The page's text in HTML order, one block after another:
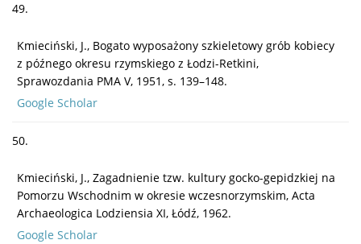
49.
Kmieciński, J., Bogato wyposażony szkieletowy grób kobiecy
z późnego okresu rzymskiego z Łodzi-Retkini,
Sprawozdania PMA V, 1951, s. 139–148.
Google Scholar
50.
Kmieciński, J., Zagadnienie tzw. kultury gocko-gepidzkiej na
Pomorzu Wschodnim w okresie wczesnorzymskim, Acta
Archaeologica Lodziensia XI, Łódź, 1962.
Google Scholar